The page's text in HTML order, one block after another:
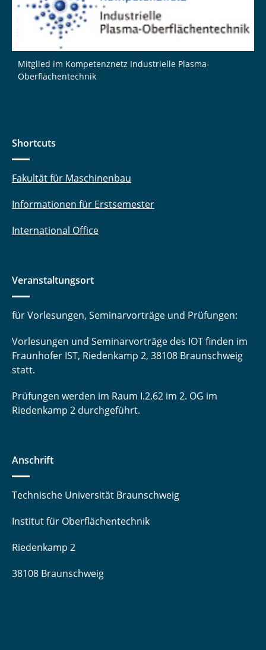
Mitglied im Kompetenznetz Industrielle Plasma-
Oberflächentechnik
Shortcuts
Fakultät für Maschinenbau
Informationen für Erstsemester
International Office
Veranstaltungsort
für Vorlesungen, Seminarvorträge und Prüfungen:
Vorlesungen und Seminarvorträge des IOT finden im
Fraunhofer IST, Riedenkamp 2, 38108 Braunschweig
statt.
Prüfungen werden im Raum I.2.62 im 2. OG im
Riedenkamp 2 durchgeführt.
Anschrift
Technische Universität Braunschweig
Institut für Oberflächentechnik
Riedenkamp 2
38108 Braunschweig